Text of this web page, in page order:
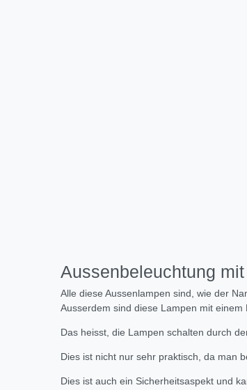
Aussenbeleuchtung
Alle diese Aussenlampen sind, wie der
Ausserdem sind diese Lampen mit einem
Das heisst, die Lampen schalten durch
Dies ist nicht nur sehr praktisch, da man
Dies ist auch ein Sicherheitsaspekt und